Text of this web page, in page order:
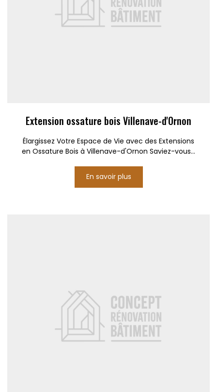
Extension ossature bois Villenave-d'Ornon
Élargissez Votre Espace de Vie avec des Extensions
en Ossature Bois à Villenave-d'Ornon Saviez-vous...
En savoir plus